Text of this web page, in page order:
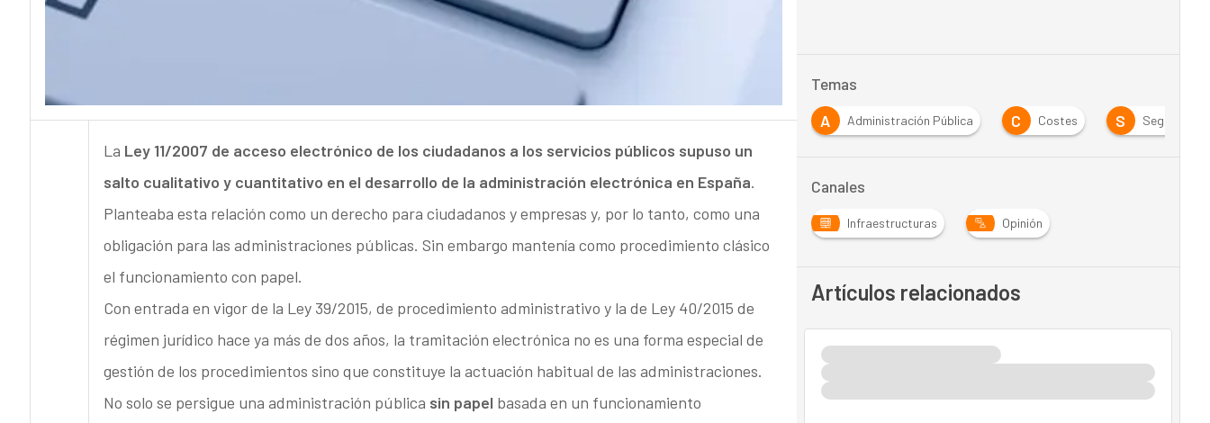
La Ley 11/2007 de acceso electrónico de los ciudadanos a los servicios públicos supuso un
salto cualitativo y cuantitativo en el desarrollo de la administración electrónica en España.
Planteaba esta relación como un derecho para ciudadanos y empresas y, por lo tanto, como una
obligación para las administraciones públicas. Sin embargo mantenía como procedimiento clásico
el funcionamiento con papel.
Con entrada en vigor de la Ley 39/2015, de procedimiento administrativo y la de Ley 40/2015 de
régimen jurídico hace ya más de dos años, la tramitación electrónica no es una forma especial de
gestión de los procedimientos sino que constituye la actuación habitual de las administraciones.
No solo se persigue una administración pública sin papel basada en un funcionamiento
Temas
A
Accesibilidad A Administración Pública C Costes S Seguridad
Canales
Infraestructuras Opinión
Artículos relacionados